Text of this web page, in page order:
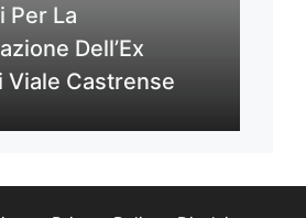
Per La
Dell’Ex
Viale Castrense